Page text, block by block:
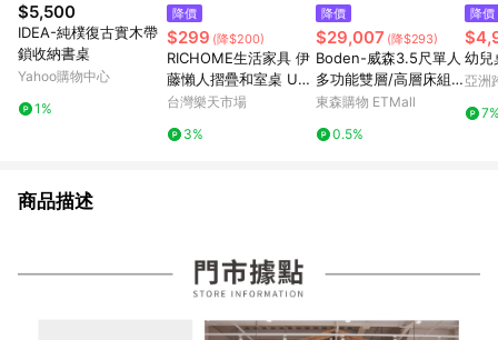
$5,500
IDEA-純樸復古實木帶
鎖收納書桌
Yahoo購物中心
1%
降價
$299 (降$200)
RICHOME生活家具 伊
藤懶人摺疊和室桌 USB
接口 桌腳防滑 可折疊
台灣樂天市場
3%
降價
$29,007 (降$293)
Boden-威森3.5尺單人
多功能雙層/高層床組
(床架+三斗櫃+開放櫃
東森購物 ETMall
0.5%
降價
幼兒
亞洲
商品描述